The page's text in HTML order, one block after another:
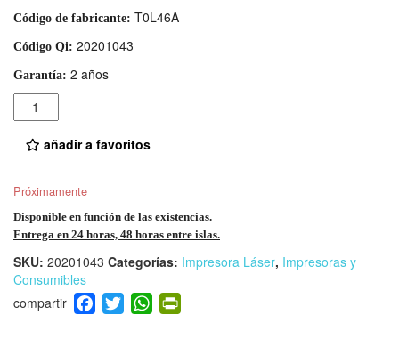
Código de fabricante: T0L46A
Código Qi: 20201043
Garantía: 2 años
Cantidad
añadir a favoritos
Próximamente
Disponible en función de las existencias.
Entrega en 24 horas, 48 horas entre islas.
SKU: 20201043 Categorías: Impresora Láser, Impresoras y
Consumibles
F
a
T
wi
W
h